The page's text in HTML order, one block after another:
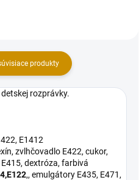
produkty
rozprávky.
E1412
zvlhčovadlo E422, cukor,
dextróza, farbivá
,, emulgátory E435, E471,